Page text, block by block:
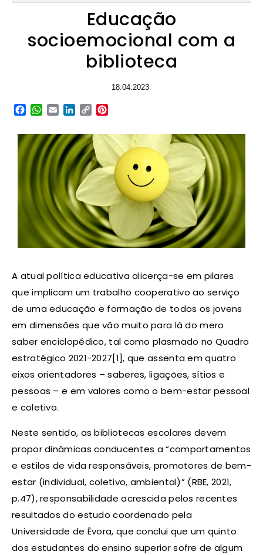
Educação
socioemocional com a
biblioteca
18.04.2023
Facebook
WhatsApp
EmailLinkedIn
Copy
A atual política educativa alicerça-se em pilares
que implicam um trabalho cooperativo ao serviço
de uma educação e formação de todos os jovens
em dimensões que vão muito para lá do mero
saber enciclopédico, tal como plasmado no Quadro
estratégico 2021-2027[1], que assenta em quatro
eixos orientadores – saberes, ligações, sítios e
pessoas – e em valores como o bem-estar pessoal
e coletivo.
Neste sentido, as bibliotecas escolares devem
propor dinâmicas conducentes a “comportamentos
e estilos de vida responsáveis, promotores de bem-
estar (individual, coletivo, ambiental)” (RBE, 2021,
p.47), responsabilidade acrescida pelos recentes
resultados do estudo coordenado pela
Universidade de Évora, que conclui que um quinto
dos estudantes do ensino superior sofre de algum